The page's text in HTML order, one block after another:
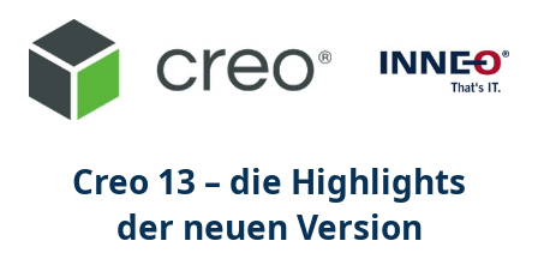
Creo 13 – die Highlights
der neuen Version